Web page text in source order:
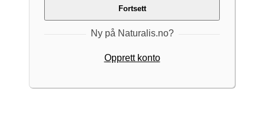
Ny på Naturalis.no?
Opprett konto